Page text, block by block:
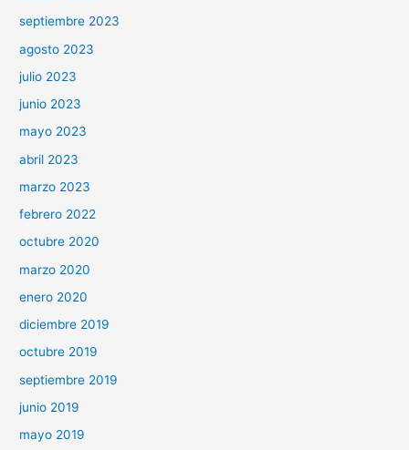
septiembre 2023
agosto 2023
julio 2023
junio 2023
mayo 2023
abril 2023
marzo 2023
febrero 2022
octubre 2020
marzo 2020
enero 2020
diciembre 2019
octubre 2019
septiembre 2019
junio 2019
mayo 2019